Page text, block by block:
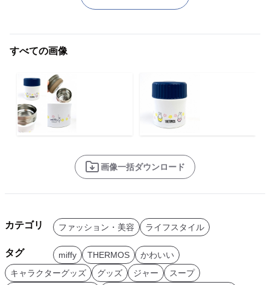
すべての画像
画像一括ダウンロード
カテゴリ ファッション・美容 ライフスタイル
タグ miffy THERMOS
かわいい
キャラクターグッズ
グッズ ジャー
スープ